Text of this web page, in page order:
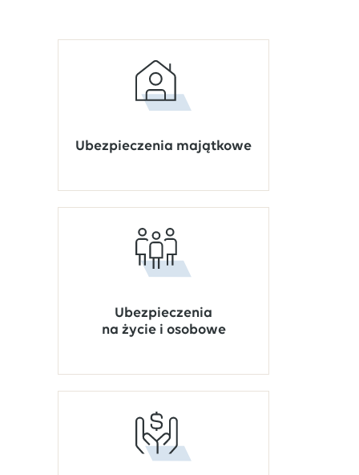
Ubezpieczenia majątkowe
Ubezpieczenia
na życie i osobowe